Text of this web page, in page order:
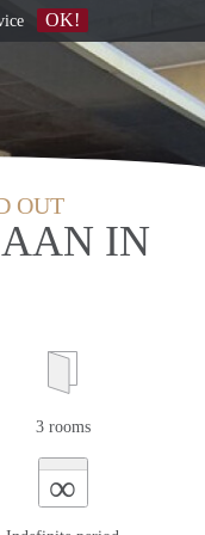
OUT
IN
3 rooms
∞
OK!